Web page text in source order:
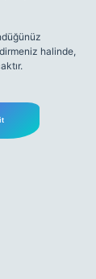
halinde,